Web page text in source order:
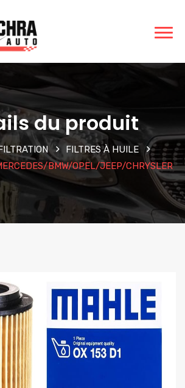
du produit
FILTRES À HUILE
BMW/OPEL/JEEP/CHRYSLER